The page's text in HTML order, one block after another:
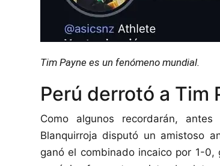
Tim Payne es un fenómeno mundial.
Perú derrotó a Tim
Como algunos recordarán,
Blanquirroja disputó un amistoso
ganó el combinado incaico por 1-